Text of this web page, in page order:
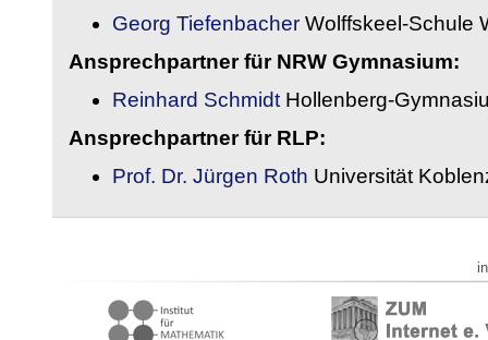
Georg Tiefenbacher Wolffskeel-Schule
Ansprechpartner für NRW Gymnasium:
Reinhard Schmidt Hollenberg-
Ansprechpartner für RLP:
Prof. Dr. Jürgen Roth Universität